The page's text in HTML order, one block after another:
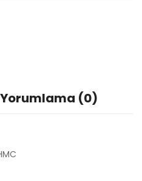
Yorumlama (0)